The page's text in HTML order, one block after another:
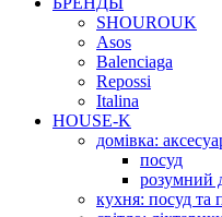
SHOUROUK
Asos
Balenciaga
Repossi
Italina
HOUSE-K
домівка:
посуд
розумний
кухня: посуд та